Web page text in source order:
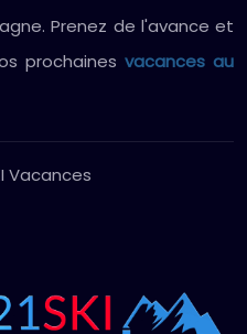
Prenez de l'avance et
prochaines vacances au
Vacances